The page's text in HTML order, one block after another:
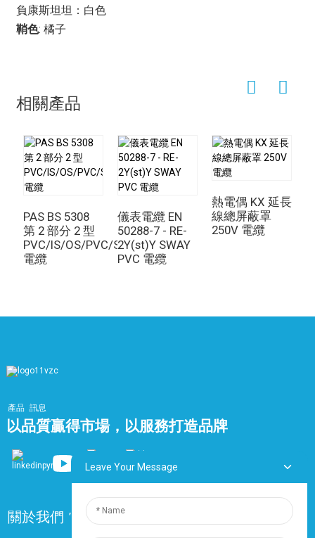
負康斯坦坦：白色
鞘色: 橘子
設備領域。許多工業機械和設備依靠精確的溫度測量和控
制來實現安全且有效率的運作。透過鎧裝電纜連接的熱電
氣產業，用於鑽井、煉油和運輸過程中的溫度監測。其堅
固耐用的結構使其適用於石油和天然氣行業常見的嚴苛環
供可靠、精確的溫度測量。
相關產品
PAS BS 5308
第 2 部分 2 型
PVC/IS/OS/PVC/SWA/PVC
電纜
儀表電纜 EN
50288-7 - RE-
2Y(st)Y SWAY
PVC 電纜
熱電偶 KX 延長
線總屏蔽罩
250V 電纜
產品 訊息
以品質贏得市場，以服務打造品牌
關於我們 常問問題
Leave Your Message